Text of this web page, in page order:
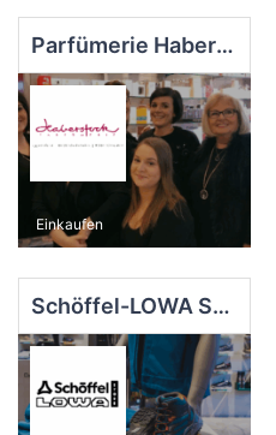
Parfümerie Haberstock
Einkaufen
Schöffel-LOWA Store